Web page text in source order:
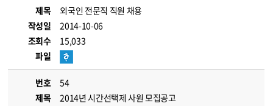
제목
외국인 전문직 직원 채용
작성일
2014-10-06
조회수
15,033
파일
번호
54
제목
2014년 시간선택제 사원 모집공고